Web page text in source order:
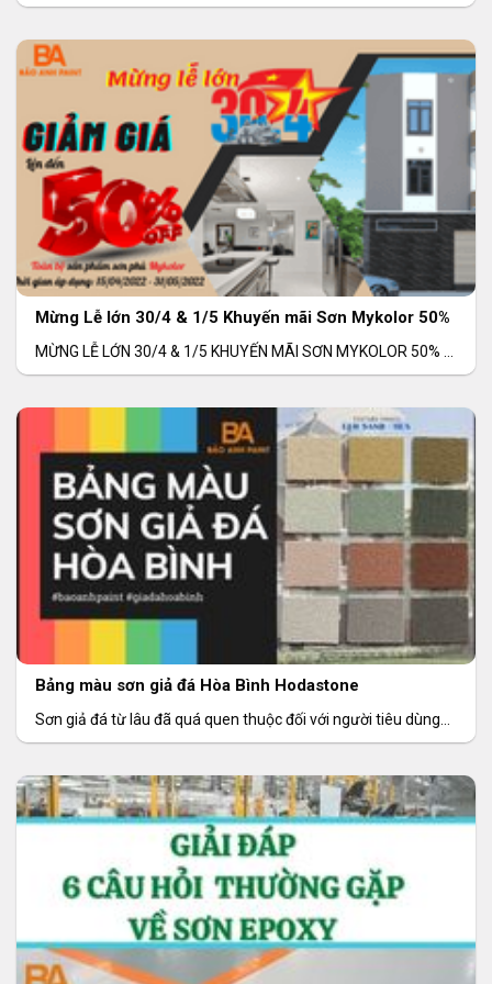
GRAND Thời gian: 06/06/2022 – 31/08/2022 Khu
Mừng Lễ lớn 30/4 & 1/5 Khuyến mãi Sơn Mykolor 50%
MỪNG LỄ LỚN 30/4 & 1/5 KHUYẾN MÃI SƠN MYKOLOR 50%
Thời gian: 15/04/2022
Bảng màu sơn giả đá Hòa Bình Hodastone
Sơn giả đá từ lâu đã quá quen thuộc đối với người tiêu dùng
Việt.